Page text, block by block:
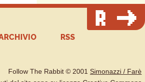
RSS
Follow The Rabbit © 2001Simonazzi / Farè